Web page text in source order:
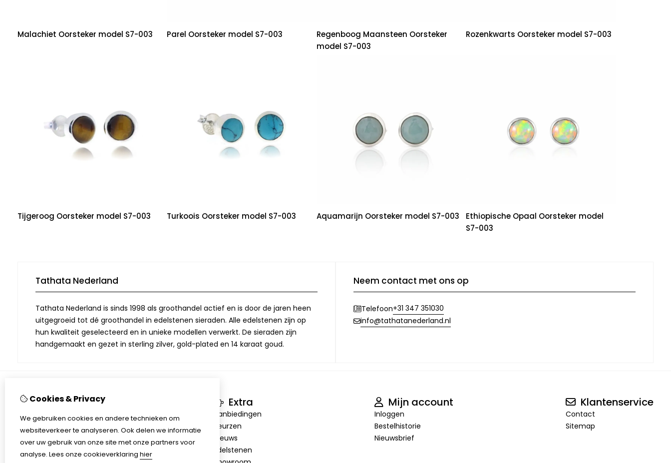
Malachiet Oorsteker model S7-003 Parel Oorsteker model S7-003
Regenboog Maansteen Oorsteker
model S7-003
Rozenkwarts Oorsteker model S7-003
Tijgeroog Oorsteker model S7-003 Turkoois Oorsteker model S7-003 Aquamarijn Oorsteker model S7-003
Ethiopische Opaal Oorsteker model
S7-003
Tathata Nederland
Tathata Nederland is sinds 1998 als groothandel actief en is door de jaren heen
uitgegroeid tot dé groothandel in edelstenen sieraden. Alle edelstenen zijn op
hun kwaliteit geselecteerd en in unieke modellen verwerkt. De sieraden zijn
handgemaakt en gezet in sterling zilver, gold-plated en 14 karaat goud.
Neem contact met ons op
Telefoon+31 347 351030
info@tathatanederland.nl
Informatie
Over Tathata
Contact informatie
Algemene voorwaarden
Privacy
Extra
Aanbiedingen
Beurzen
Nieuws
Edelstenen
Mijn account
Inloggen
Bestelhistorie
Nieuwsbrief
Klantenservice
Contact
Sitemap
Cookies & Privacy
We gebruiken cookies en andere technieken om
websiteverkeer te analyseren. Ook delen we informatie
over uw gebruik van onze site met onze partners voor
analyse. Lees onze cookieverklaring hier